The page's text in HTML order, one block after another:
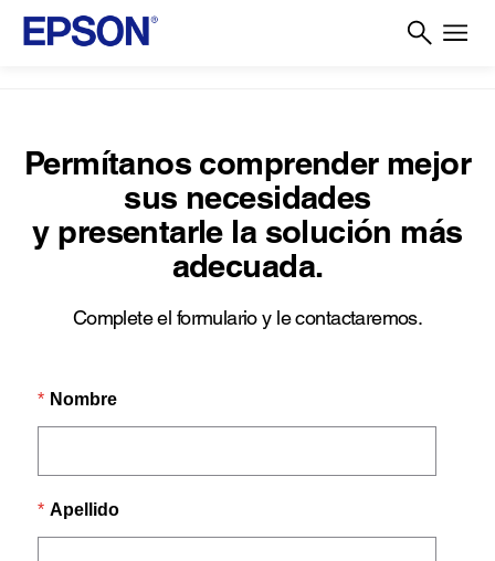
Permítanos comprender mejor
sus necesidades
y presentarle la solución más
adecuada.
Complete el formulario y le contactaremos.